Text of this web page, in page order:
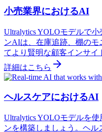
小売業界におけるAI
Ultralytics YOLOモデルで
ンAIは、在庫追跡、棚の
てより賢明な顧客インサイ
詳細はこちら
ヘルスケアにおけるAI
Ultralytics YOLOモデルを
ンを構築しましょう。ヘ